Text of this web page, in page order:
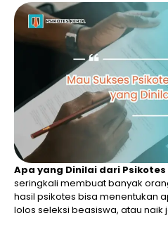
Apa yang Dinilai dari Psikotes
seringkali membuat banyak
hasil psikotes bisa menentukan
lolos seleksi beasiswa, atau naik